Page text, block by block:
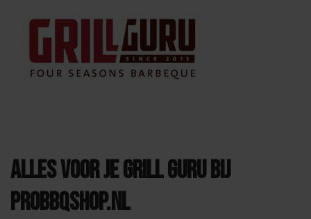
Alles voor je Grill Guru bij
Probbqshop.nl